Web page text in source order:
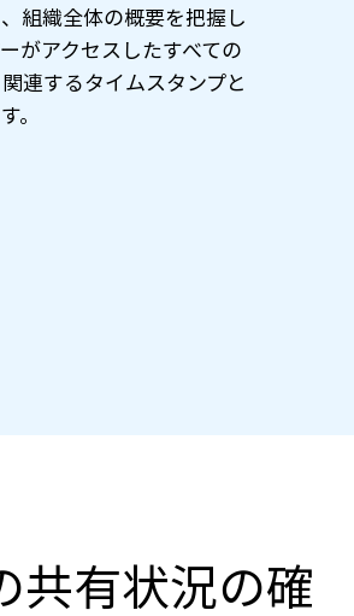
組織全体の概要を把握し
がアクセスしたすべての
連するタイムスタンプと
。
共有状況の確